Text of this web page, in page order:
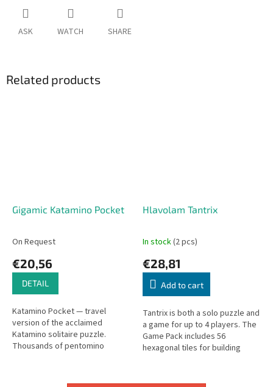
ASK WATCH SHARE
Related products
Gigamic Katamino Pocket
On Request
€20,56
DETAIL
Katamino Pocket — travel
version of the acclaimed
Katamino solitaire puzzle.
Thousands of pentomino
Hlavolam Tantrix
In stock(2 pcs)
€28,81
Add to cart
Tantrix is both a solo puzzle and
a game for up to 4 players. The
Game Pack includes 56
hexagonal tiles for building